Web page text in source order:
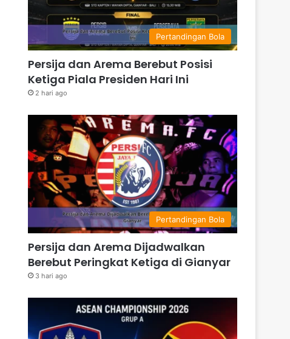
Pertandingan Bola
Persija dan Arema Berebut Posisi
Ketiga Piala Presiden Hari Ini
2 hari ago
Pertandingan Bola
Persija dan Arema Dijadwalkan
Berebut Peringkat Ketiga di Gianyar
3 hari ago